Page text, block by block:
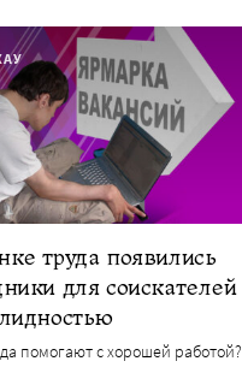
труда появились
для соискателей
помогают с хорошей работой?